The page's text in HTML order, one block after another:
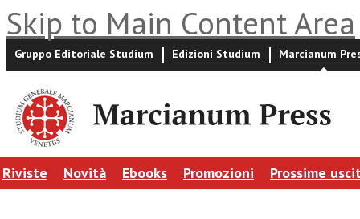
Skip to Main Content Area
Gruppo Editoriale Studium Edizioni Studium Marcianum
Riviste Novità Ebooks Promozioni Prossime